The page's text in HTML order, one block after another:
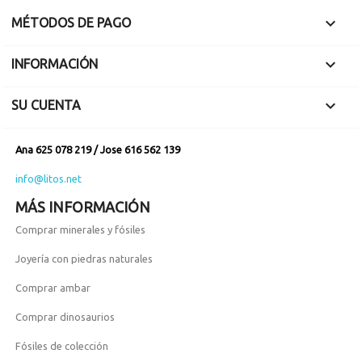
MÉTODOS DE PAGO 
INFORMACIÓN 
SU CUENTA 
Ana 625 078 219 / Jose 616 562 139
info@litos.net
MÁS INFORMACIÓN
Comprar minerales y fósiles
Joyería con piedras naturales
Comprar ambar
Comprar dinosaurios
Fósiles de colección